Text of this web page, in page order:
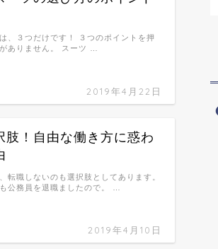
2019年4月22日
、３つだけです！ ３つのポイントを押
ありません。 スーツ …
肢！自由な働き方に惑わ
2019年4月10日
転職しないのも選択肢としてあります。
公務員を退職ましたので。 …